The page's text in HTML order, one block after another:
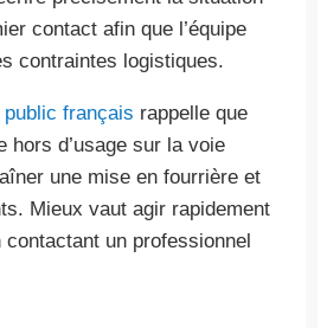
contact afin que l’équipe
contraintes logistiques.
français rappelle que
hors d’usage sur la voie
une mise en fourrière et
Mieux vaut agir rapidement
un professionnel